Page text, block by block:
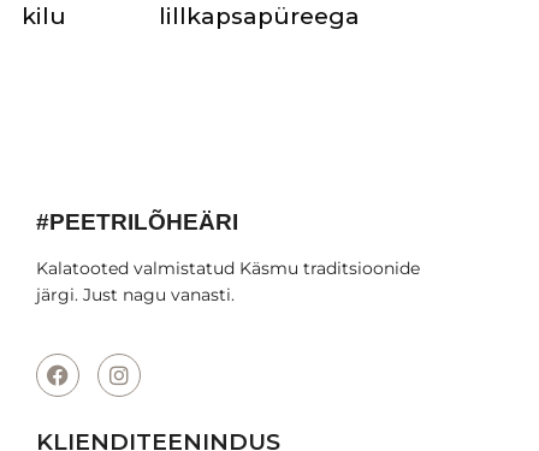
kilu
lillkapsapüreega
#PEETRILÕHEÄRI
Kalatooted valmistatud Käsmu traditsioonide
järgi. Just nagu vanasti.
KLIENDITEENINDUS